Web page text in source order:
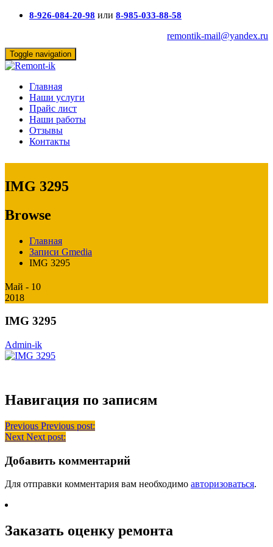
8-926-084-20-98 или 8-985-033-88-58
remontik-mail@yandex.ru
Toggle navigation
Главная
Наши услуги
Прайс лист
Наши работы
Отзывы
Контакты
IMG 3295
Browse
Главная
Записи Gmedia
IMG 3295
Май - 10
2018
IMG 3295
Admin-ik
Навигация по записям
Previous Previous post:
Next Next post:
Добавить комментарий
Для отправки комментария вам необходимо авторизоваться.
Заказать оценку ремонта